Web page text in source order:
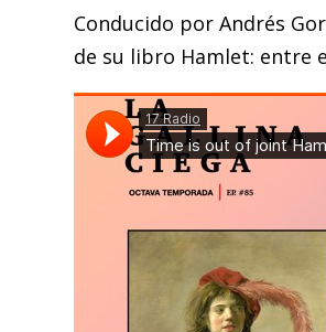
Conducido por Andrés
de su libro Hamlet: entre